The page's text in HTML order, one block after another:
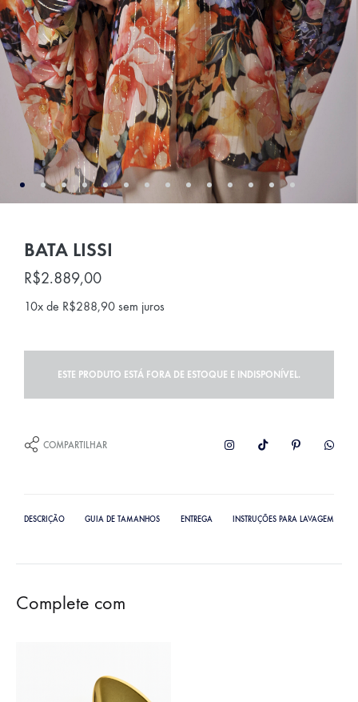
BATA LISSI
R$2.889,00
10x de R$288,90 sem juros
ESTE PRODUTO ESTÁ FORA DE ESTOQUE E INDISPONÍVEL.
COMPARTILHAR
DESCRIÇÃO GUIA DE TAMANHOS ENTREGA INSTRUÇÕES PARA LAVAGEM
Complete com